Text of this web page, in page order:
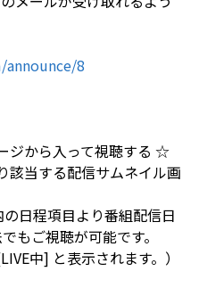
8
ジから入って視聴する ☆
該当する配信サムネイル画
日程項目より番組配信日
もご視聴が可能です。
中] と表示されます。）